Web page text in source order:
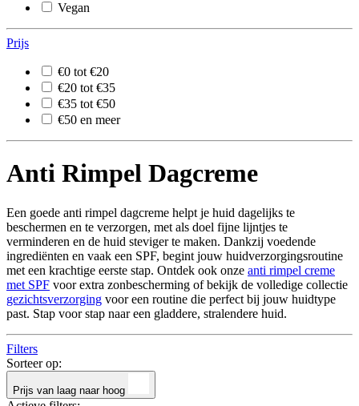
Vegan
Prijs
€0 tot €20
€20 tot €35
€35 tot €50
€50 en meer
Anti Rimpel Dagcreme
Een goede anti rimpel dagcreme helpt je huid dagelijks te
beschermen en te verzorgen, met als doel fijne lijntjes te
verminderen en de huid steviger te maken. Dankzij voedende
ingrediënten en vaak een SPF, begint jouw huidverzorgingsroutine
met een krachtige eerste stap. Ontdek ook onze anti rimpel creme
met SPF voor extra zonbescherming of bekijk de volledige collectie
gezichtsverzorging voor een routine die perfect bij jouw huidtype
past. Stap voor stap naar een gladdere, stralendere huid.
Filters
Sorteer op:
Prijs van laag naar hoog